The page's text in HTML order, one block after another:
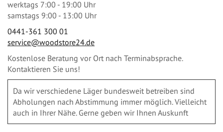
werktags 7:00 - 19:00 Uhr
samstags 9:00 - 13:00 Uhr
0441-361 300 01
service@woodstore24.de
Kostenlose Beratung vor Ort nach Terminabsprache.
Kontaktieren Sie uns!
Da wir verschiedene Läger bundesweit betreiben sind
Abholungen nach Abstimmung immer möglich. Vielleicht
auch in Ihrer Nähe. Gerne geben wir Ihnen Auskunft